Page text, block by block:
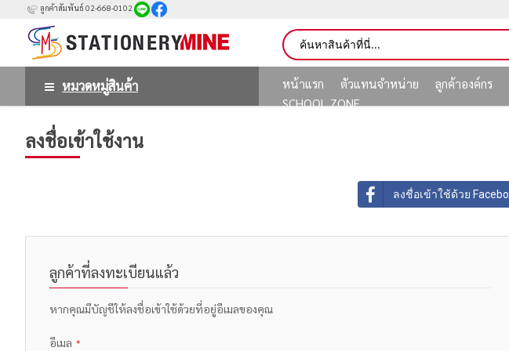
ลูกค้าสัมพันธ์ 02-668-0102
หมวดหมู่สินค้า หน้าแรก ตัวแทนจำหน่าย ลูกค้าองค์กร
SCHOOL ZONE
ลงชื่อเข้าใช้งาน
ลงชื่อเข้าใช้ด้วย Facebook
ลูกค้าที่ลงทะเบียนแล้ว
หากคุณมีบัญชีให้ลงชื่อเข้าใช้ด้วยที่อยู่อีเมลของคุณ
อีเมล